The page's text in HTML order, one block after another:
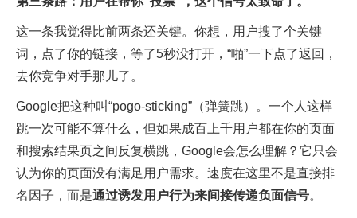
这一条我觉得比前两条还关键。你想，用户搜了个关键
词，点了你的链接，等了5秒没打开，“啪”一下点了返回，
去你竞争对手那儿了。
Google把这种叫“pogo-sticking”（弹簧跳）。一个人这样
跳一次可能不算什么，但如果成百上千用户都在你的页面
和搜索结果页之间反复横跳，Google会怎么理解？它只会
认为你的页面没有满足用户需求。速度在这里不是直接排
名因子，而是通过诱发用户行为来间接传递负面信号。